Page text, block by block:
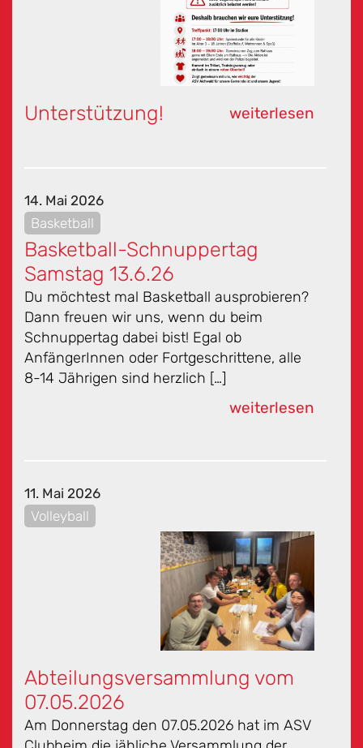
Unterstützung! weiterlesen
14. Mai 2026
Basketball
Basketball-Schnuppertag
Samstag 13.6.26
Du möchtest mal Basketball ausprobieren?
Dann freuen wir uns, wenn du beim
Schnuppertag dabei bist! Egal ob
AnfängerInnen oder Fortgeschrittene, alle
8-14 Jährigen sind herzlich […]
weiterlesen
11. Mai 2026
Volleyball
Abteilungsversammlung vom
07.05.2026
Am Donnerstag den 07.05.2026 hat im ASV